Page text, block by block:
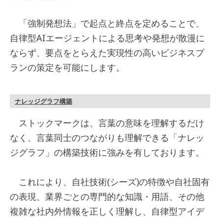
「強制発想法」で起点と終点を定めることで、
自律型AIエージェントによる思考や発想が散漫に
ならず、要点をとらえた実現性の高いビジネスプ
ランの策定を可能にします。
ナレッジグラフ構築
ストックマークは、言葉の意味を理解するだけ
なく、言葉同士のつながりも理解できる「ナレッ
ジグラフ」の構築技術に強みを有しております。
これにより、自社技術(シーズ)の特徴や自社固有
の表現、業界ごとの専門的な知識・用語、その他
複雑な社内外情報を正しく理解し、自律型アイデ